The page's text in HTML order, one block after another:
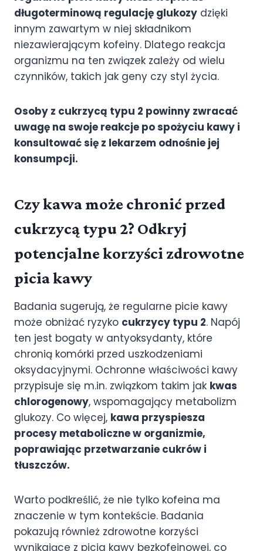
długoterminową regulację glukozy dzięki
innym zawartym w niej składnikom
niezawierającym kofeiny. Dlatego reakcja
organizmu na ten związek zależy od wielu
czynników, takich jak geny czy styl życia.
Osoby z cukrzycą typu 2 powinny zwracać
uwagę na swoje reakcje po spożyciu kawy i
konsultować się z lekarzem odnośnie jej
konsumpcji.
Czy kawa może chronić przed
cukrzycą typu 2? Odkryj
potencjalne korzyści zdrowotne
picia kawy
Badania sugerują, że regularne picie kawy
może obniżać ryzyko cukrzycy typu 2. Napój
ten jest bogaty w antyoksydanty, które
chronią komórki przed uszkodzeniami
oksydacyjnymi. Ochronne właściwości kawy
przypisuje się m.in. związkom takim jak kwas
chlorogenowy, wspomagający metabolizm
glukozy. Co więcej, kawa przyspiesza
procesy metaboliczne w organizmie,
poprawiając przetwarzanie cukrów i
tłuszczów.
Warto podkreślić, że nie tylko kofeina ma
znaczenie w tym kontekście. Badania
pokazują również zdrowotne korzyści
wynikające z picia kawy bezkofeinowej, co